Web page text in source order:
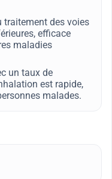
traitement des voies
efficace
maladies
un taux de
est rapide,
malades.